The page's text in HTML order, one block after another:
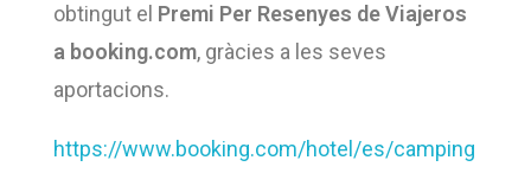
obtingut el Premi Per Resenyes de Viajeros
a booking.com, gràcies a les seves
aportacions.
https://www.booking.com/hotel/es/camping